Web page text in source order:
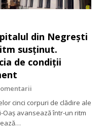
din Negrești
susținut.
de condiții
cinci corpuri de clădire ale
Oaș avansează într-un ritm